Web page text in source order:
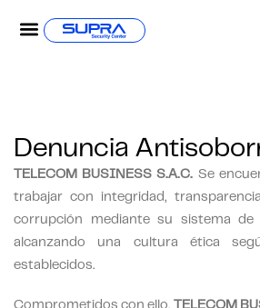
Denuncia
TELECOM BUSINESS S.A.C. Se
trabajar con integridad,
corrupción mediante su sistema de
alcanzando una cultura ética
establecidos.
Comprometidos con ello, TELECOM